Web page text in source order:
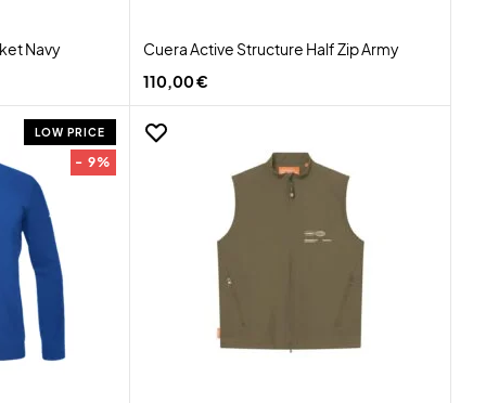
Navy
Cuera Active Structure Half Zip Army
110,00 €
LOW PRICE
- 9%